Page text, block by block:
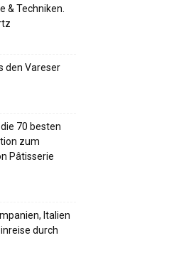
& Techniken.
den Vareser
70 besten
zum
Pâtisserie
Italien
durch